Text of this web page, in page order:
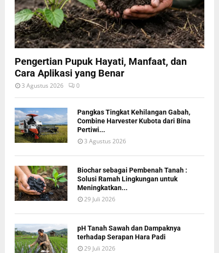
Pengertian Pupuk Hayati, Manfaat, dan
Cara Aplikasi yang Benar
3 Agustus 2026 0
Pangkas Tingkat Kehilangan Gabah,
Combine Harvester Kubota dari Bina
Pertiwi...
3 Agustus 2026
Biochar sebagai Pembenah Tanah :
Solusi Ramah Lingkungan untuk
Meningkatkan...
29 Juli 2026
pH Tanah Sawah dan Dampaknya
terhadap Serapan Hara Padi
29 Juli 2026